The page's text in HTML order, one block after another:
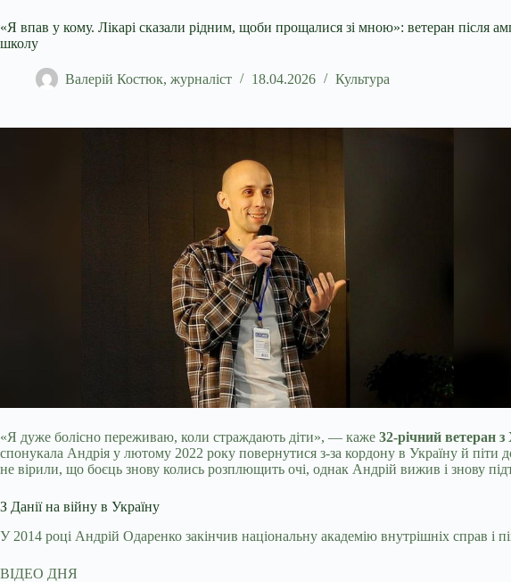
«Я впав у кому. Лікарі сказали рідним, щоби прощалися зі мною»: ветеран після
школу
Валерій Костюк, журналіст 18.04.2026 Культура
«Я дуже болісно переживаю, коли страждають діти», — каже 32-річний ветеран
спонукала Андрія у лютому 2022 року повернутися з-за кордону в Україну й піти
не вірили, що боєць знову колись розплющить очі, однак Андрій вижив і знову
З Данії на війну в Україну
У 2014 році Андрій Одаренко закінчив національну академію внутрішніх справ
ВІДЕО ДНЯ